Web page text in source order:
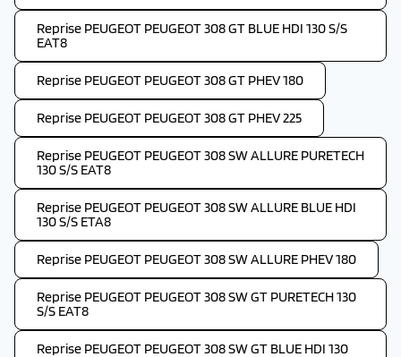
Reprise PEUGEOT PEUGEOT 308 GT BLUE HDI 130 S/S
EAT8
Reprise PEUGEOT PEUGEOT 308 GT PHEV 180
Reprise PEUGEOT PEUGEOT 308 GT PHEV 225
Reprise PEUGEOT PEUGEOT 308 SW ALLURE PURETECH
130 S/S EAT8
Reprise PEUGEOT PEUGEOT 308 SW ALLURE BLUE HDI
130 S/S ETA8
Reprise PEUGEOT PEUGEOT 308 SW ALLURE PHEV 180
Reprise PEUGEOT PEUGEOT 308 SW GT PURETECH 130
S/S EAT8
Reprise PEUGEOT PEUGEOT 308 SW GT BLUE HDI 130